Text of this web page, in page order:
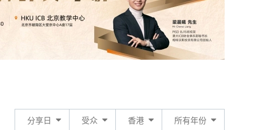
分享日 受众 香港 所有年份